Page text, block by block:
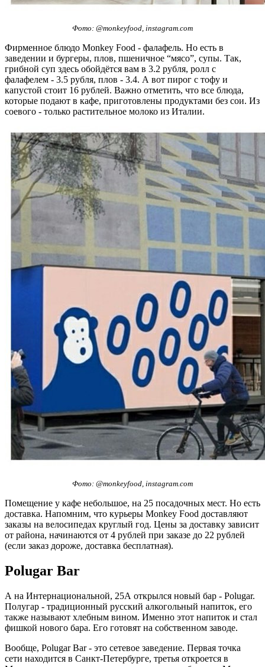
Фото: @monkeyfood, instagram.com
Фирменное блюдо Monkey Food - фалафель. Но есть в
заведении и бургеры, плов, пшеничное “мясо”, супы. Так,
грибной суп здесь обойдётся вам в 3.2 рубля, ролл с
фалафелем - 3.5 рубля, плов - 3.4. А вот пирог с тофу и
капустой стоит 16 рублей. Важно отметить, что все блюда,
которые подают в кафе, приготовлены продуктами без сои. Из
соевого - только растительное молоко из Италии.
Фото: @monkeyfood, instagram.com
Помещение у кафе небольшое, на 25 посадочных мест. Но есть
доставка. Напомним, что курьеры Monkey Food доставляют
заказы на велосипедах круглый год. Цены за доставку зависит
от района, начинаются от 4 рублей при заказе до 22 рублей
(если заказ дороже, доставка бесплатная).
Polugar Bar
А на Интернациональной, 25А открылся новый бар - Polugar.
Полугар - традиционный русский алкогольный напиток, его
также называют хлебным вином. Именно этот напиток и стал
фишкой нового бара. Его готовят на собственном заводе.
Вообще, Polugar Bar - это сетевое заведение. Первая точка
сети находится в Санкт-Петербурге, третья откроется в